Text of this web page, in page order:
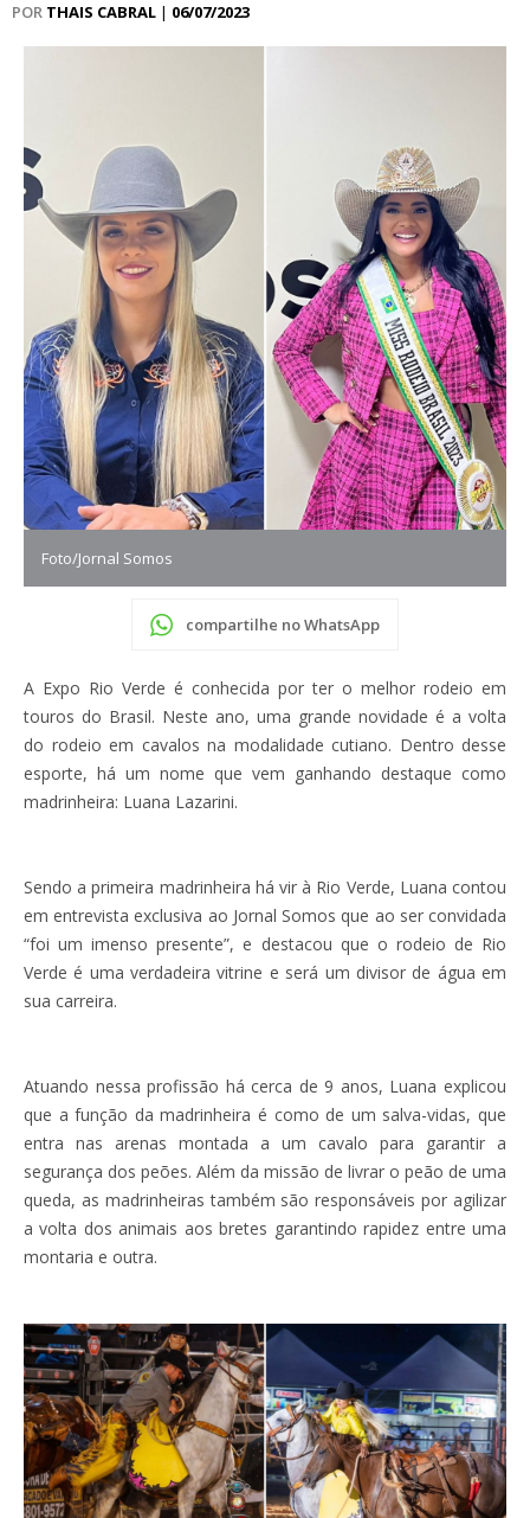
POR THAIS CABRAL | 06/07/2023
Foto/Jornal Somos
compartilhe no WhatsApp
A Expo Rio Verde é conhecida por ter o melhor rodeio em
touros do Brasil. Neste ano, uma grande novidade é a volta
do rodeio em cavalos na modalidade cutiano. Dentro desse
esporte, há um nome que vem ganhando destaque como
madrinheira: Luana Lazarini.
Sendo a primeira madrinheira há vir à Rio Verde, Luana contou
em entrevista exclusiva ao Jornal Somos que ao ser convidada
“foi um imenso presente”, e destacou que o rodeio de Rio
Verde é uma verdadeira vitrine e será um divisor de água em
sua carreira.
Atuando nessa profissão há cerca de 9 anos, Luana explicou
que a função da madrinheira é como de um salva-vidas, que
entra nas arenas montada a um cavalo para garantir a
segurança dos peões. Além da missão de livrar o peão de uma
queda, as madrinheiras também são responsáveis por agilizar
a volta dos animais aos bretes garantindo rapidez entre uma
montaria e outra.